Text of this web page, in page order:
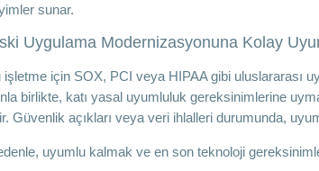
sunar.
Uygulama Modernizasyonuna Kolay
işletme için SOX, PCI veya HIPAA gibi uluslararası
birlikte, katı yasal uyumluluk gereksinimlerine
Güvenlik açıkları veya veri ihlalleri durumunda,
uyumlu kalmak ve en son teknoloji